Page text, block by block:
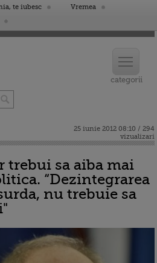
te iubesc
Vremea
25 iunie 2012 08:10 / 294
vizualizari
trebui sa aiba mai
“Dezintegrarea
nu trebuie sa